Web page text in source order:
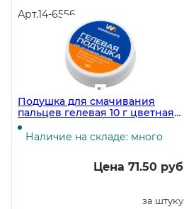
Арт.14-6556
Подушка для смачивания
пальцев гелевая 10 г цветная
коробочка
Наличие на складе: много
Цена 71.50 руб
за штуку